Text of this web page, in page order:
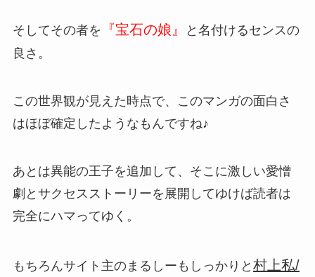
そしてその者を 『宝石の娘』
と名付けるセンスの
良さ。
この世界観が見えた時点で、このマンガの面白さ
はほぼ確定したようなもんですね♪
あとは異能の王子を追加して、そこに激しい愛憎
劇とサクセスストーリーを展開してゆけば読者は
完全にハマってゆく。
もちろんサイト主のまるしーもしっかりと 村上私/